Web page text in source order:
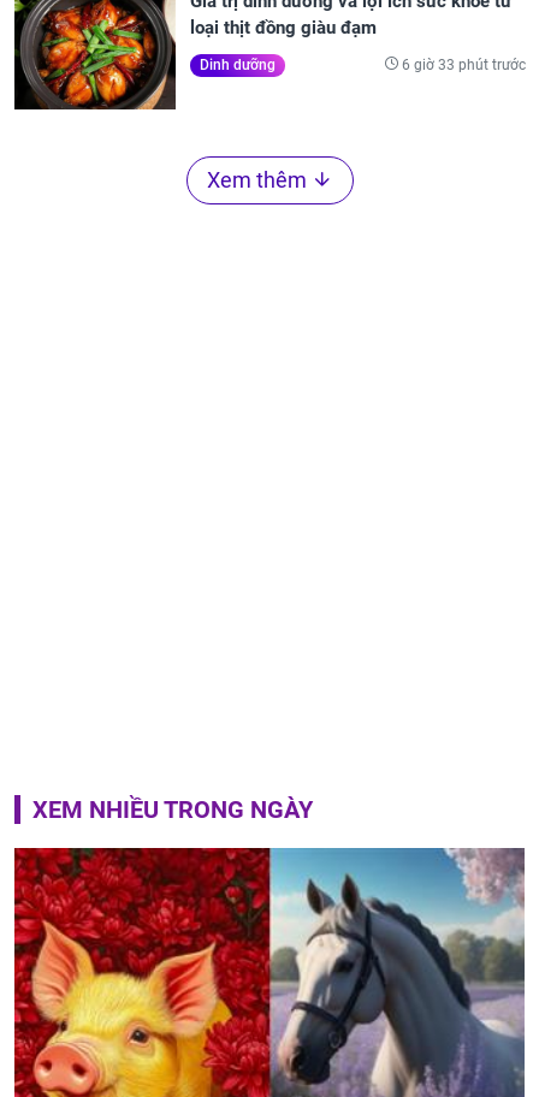
loại thịt đồng giàu đạm
Dinh dưỡng 6 giờ 33 phút trước
Xem thêm
XEM NHIỀU TRONG NGÀY